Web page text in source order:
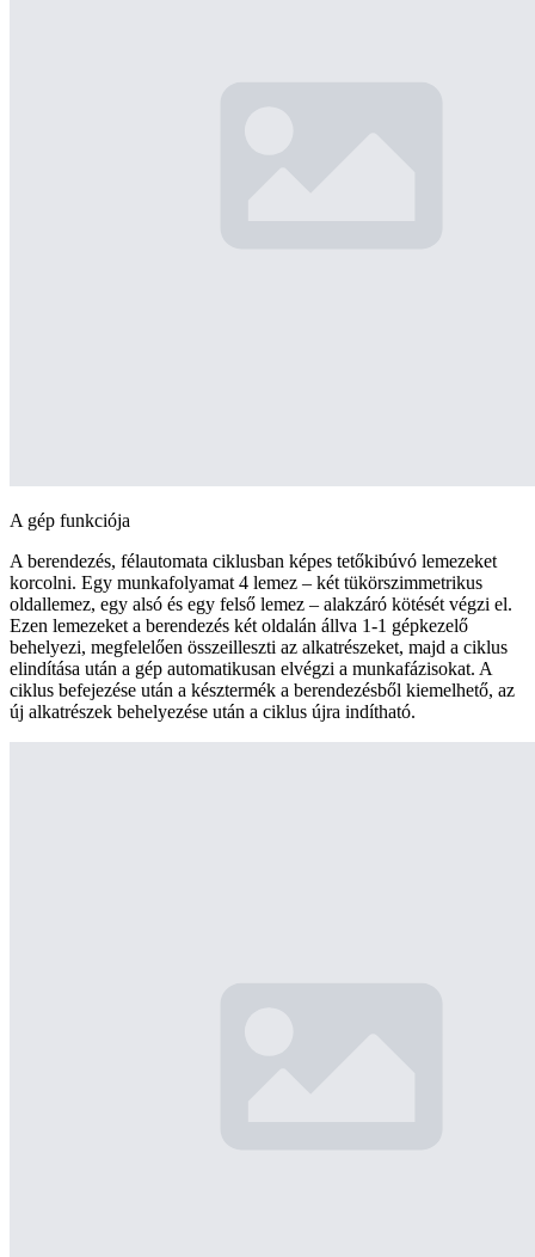
A gép funkciója
A berendezés, félautomata ciklusban képes tetőkibúvó lemezeket
korcolni. Egy munkafolyamat 4 lemez – két tükörszimmetrikus
oldallemez, egy alsó és egy felső lemez – alakzáró kötését végzi el.
Ezen lemezeket a berendezés két oldalán állva 1-1 gépkezelő
behelyezi, megfelelően összeilleszti az alkatrészeket, majd a ciklus
elindítása után a gép automatikusan elvégzi a munkafázisokat. A
ciklus befejezése után a késztermék a berendezésből kiemelhető, az
új alkatrészek behelyezése után a ciklus újra indítható.